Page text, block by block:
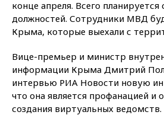
конце апреля. Всего
должностей. Сотрудники МВД
Крыма, которые выехали с
Вице-премьер и министр
информации Крыма Дмитрий
интервью РИА Новости новую
что она является профанацией и
создания виртуальных ведомств.